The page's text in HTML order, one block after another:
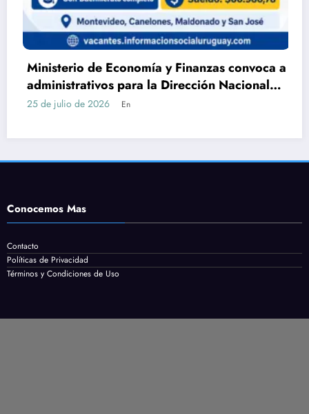
Ministerio de Economía y Finanzas convoca a
administrativos para la Dirección Nacional
de Catastro con Bachillerato
25 de julio de 2026 En
Conocemos Mas
Contacto
Políticas de Privacidad
Términos y Condiciones de Uso